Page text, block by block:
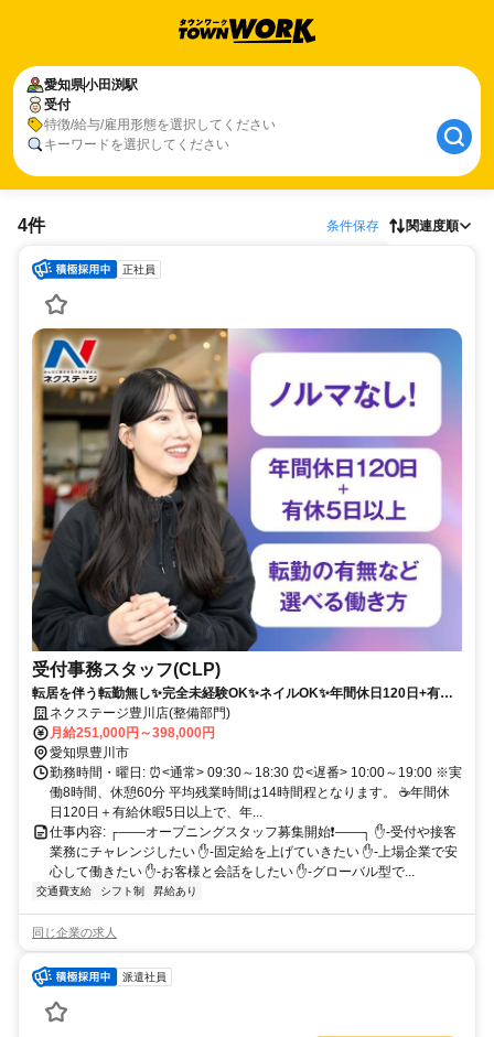
愛知県小田渕駅
受付
特徴/給与/雇用形態を選択してください
キーワードを選択してください
4件 条件保存 関連度順
正社員
受付事務スタッフ(CLP)
転居を伴う転勤無し✨完全未経験OK✨ネイルOK✨年間休日120日+有給
休暇5日でワークライフバランスも充実❗
ネクステージ豊川店(整備部門)
月給251,000円～398,000円
愛知県豊川市
勤務時間・曜日: ⏰<通常> 09:30～18:30 ⏰<遅番> 10:00～19:00 ※実
働8時間、休憩60分 平均残業時間は14時間程となります。 ☕年間休
日120日＋有給休暇5日以上で、年...
仕事内容: ┌――オープニングスタッフ募集開始❗――┐ ✋-受付や接客
業務にチャレンジしたい ✋-固定給を上げていきたい ✋-上場企業で安
心して働きたい ✋-お客様と会話をしたい ✋-グローバル型で...
交通費支給 シフト制 昇給あり
同じ企業の求人
派遣社員